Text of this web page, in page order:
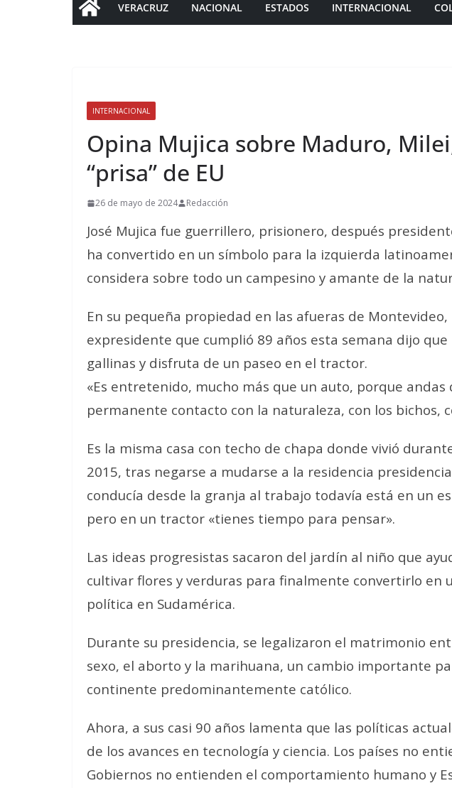
VERACRUZ NACIONAL ESTADOS INTERNACIONAL
INTERNACIONAL
Opina Mujica sobre Maduro,
“prisa” de EU
26 de mayo de 2024 Redacción
José Mujica fue guerrillero, prisionero, después
ha convertido en un símbolo para la izquierda
considera sobre todo un campesino y amante de la
En su pequeña propiedad en las afueras de
expresidente que cumplió 89 años esta semana dijo
gallinas y disfruta de un paseo en el tractor.
«Es entretenido, mucho más que un auto, porque andas
permanente contacto con la naturaleza, con los bichos,
Es la misma casa con techo de chapa donde vivió
2015, tras negarse a mudarse a la residencia
conducía desde la granja al trabajo todavía está en un
pero en un tractor «tienes tiempo para pensar».
Las ideas progresistas sacaron del jardín al niño que
cultivar flores y verduras para finalmente convertirlo en
política en Sudamérica.
Durante su presidencia, se legalizaron el matrimonio
sexo, el aborto y la marihuana, un cambio importante
continente predominantemente católico.
Ahora, a sus casi 90 años lamenta que las políticas
de los avances en tecnología y ciencia. Los países no
Gobiernos no entienden el comportamiento humano y